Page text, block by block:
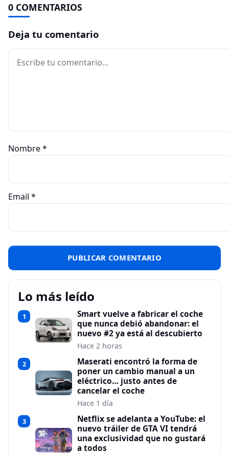
0 COMENTARIOS
Deja tu comentario
Comentario
Nombre*
Email *
Lo más leído
1
Smart vuelve a fabricar el coche
que nunca debió abandonar: el
nuevo #2 ya está al descubierto
Hace 2 horas
2
Maserati encontró la forma de
poner un cambio manual a un
eléctrico… justo antes de
cancelar el coche
Hace 1 día
3
Netflix se adelanta a YouTube: el
nuevo tráiler de GTA VI tendrá
una exclusividad que no gustará
a todos